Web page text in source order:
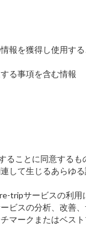
を獲得し使用する
る事項を含む情報
ことに同意するも
して生じるあらゆ
tripサービスの利用
ビスの分析、改善
マークまたはベス